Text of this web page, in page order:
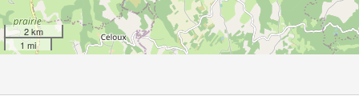
2 km
1 mi